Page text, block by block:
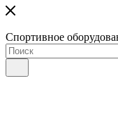
Спортивное